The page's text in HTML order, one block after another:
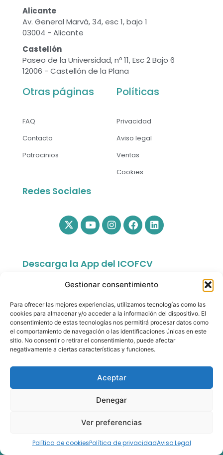
Gestionar consentimiento
Para ofrecer las mejores experiencias, utilizamos tecnologías como las
cookies para almacenar y/o acceder a la información del dispositivo. El
consentimiento de estas tecnologías nos permitirá procesar datos como
el comportamiento de navegación o las identificaciones únicas en este
sitio. No consentir o retirar el consentimiento, puede afectar
negativamente a ciertas características y funciones.
Aceptar
Denegar
Ver preferencias
Política de cookiesPolítica de privacidadAviso Legal
Alicante
Av. General Marvá, 34, esc 1, bajo 1
03004 - Alicante
Castellón
Paseo de la Universidad, nº 11, Esc 2 Bajo 6
12006 - Castellón de la Plana
Otras páginas
FAQ
Contacto
Patrocinios
Políticas
Privacidad
Aviso legal
Ventas
Cookies
Redes Sociales
Descarga la App del ICOFCV
app.colfisiocv.com
© Copyright 2026- Ilustre Colegio Oficial de
Fisioterapeutas de la Comunidad Valenciana. All rights
reserved.